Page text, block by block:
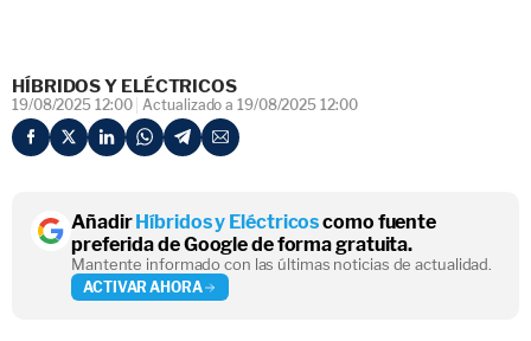
HÍBRIDOS Y ELÉCTRICOS
19/08/2025 12:00 Actualizado a 19/08/2025 12:00
AñadirHíbridos y Eléctricoscomo fuente
preferida de Google de forma gratuita.
Mantente informado con las últimas noticias de actualidad.
ACTIVAR AHORA